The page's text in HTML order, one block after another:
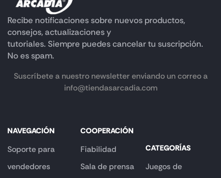
Recibe notificaciones sobre nuevos productos,
consejos, actualizaciones y
tutoriales. Siempre puedes cancelar tu suscripción.
No es spam.
Suscríbete a nuestro newsletter enviando un correo a
info@tiendasarcadia.com
NAVEGACIÓN
Soporte para
vendedores
COOPERACIÓN
Fiabilidad
Sala de prensa
CATEGORÍAS
Juegos de